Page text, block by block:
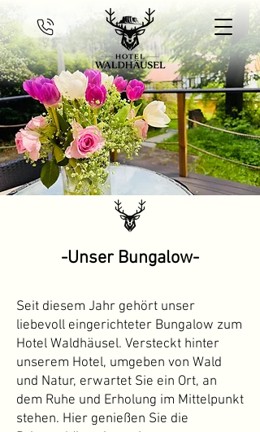
-Unser Bungalow-
Seit diesem Jahr gehört unser
liebevoll eingerichteter Bungalow zum
Hotel Waldhäusel. Versteckt hinter
unserem Hotel, umgeben von Wald
und Natur, erwartet Sie ein Ort, an
dem Ruhe und Erholung im Mittelpunkt
stehen. Hier genießen Sie die